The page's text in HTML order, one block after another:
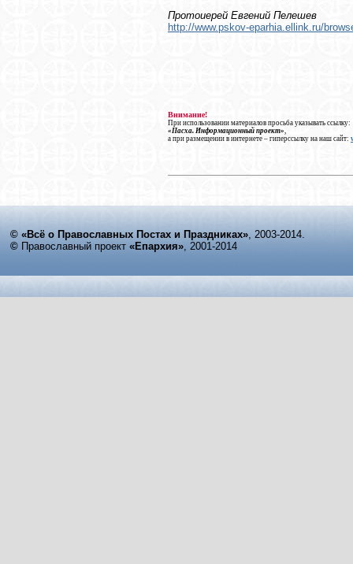
Протоиерей Евгений Пелешев
http://www.pskov-eparhia.ellink.ru/
Внимание!
При использовании материалов просьба указывать ссылку:
«Пасха. Информационный проект»
а при размещении в интернете – гиперссылку на наш сайт:
© «Всё о Православных Постах и Праздниках», 2003-2014.
© Православный проект «Епархия», 2001-2014